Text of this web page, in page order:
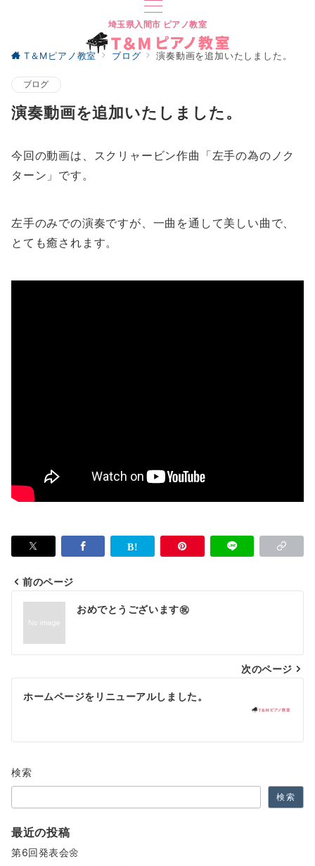
埼玉県入間市 ピアノ教室
T＆Mピアノ教室 ブログ 演奏動画を追加いたしました。
ブログ
演奏動画を追加いたしました。
今回の動画は、スクリャービン作曲「左手の為のノク
ターン」です。
左手のみでの演奏ですが、一曲を通して美しい曲で、
とても癒されます。
投
ナ
ビ
ゲ
シ
ョ
ン
前のページ
おめでとうございます㊗️
次のページ
ホームページをリニューアルしました。
検索
検索
最近の投稿
第6回発表会🌼